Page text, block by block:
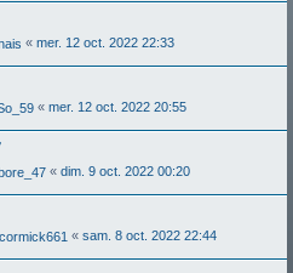
« mer. 12 oct. 2022 22:33
« mer. 12 oct. 2022 20:55
« dim. 9 oct. 2022 00:20
« sam. 8 oct. 2022 22:44